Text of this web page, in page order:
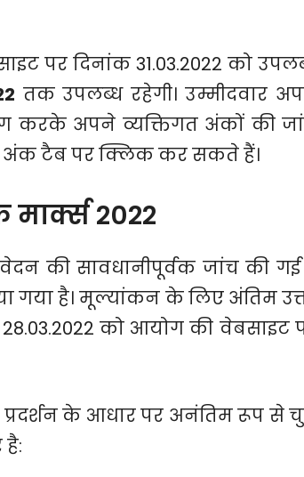
पर दिनांक 31.03.2022 को
तक उपलब्ध रहेगी। उम्मीदवार
करके अपने व्यक्तिगत अंकों की
/ अंक टैब पर क्लिक कर सकते हैं।
2022
की सावधानीपूर्वक जांच की
गया है। मूल्यांकन के लिए अंतिम
को आयोग की वेबसाइट
के आधार पर अनंतिम रूप से
है: